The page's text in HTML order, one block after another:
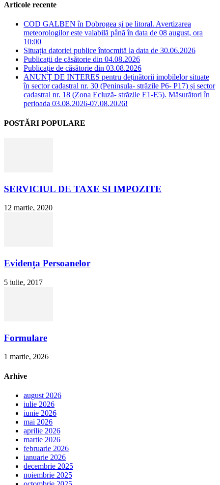
Articole recente
COD GALBEN în Dobrogea și pe litoral. Avertizarea
meteorologilor este valabilă până în data de 08 august, ora
10:00
Situația datoriei publice întocmită la data de 30.06.2026
Publicații de căsătorie din 04.08.2026
Publicație de căsătorie din 03.08.2026
ANUNȚ DE INTERES pentru deținătorii imobilelor situate
în sector cadastral nr. 30 (Peninsula- străzile P6- P17) și sector
cadastral nr. 18 (Zona Ecluză- străzile E1-E5). Măsurători în
perioada 03.08.2026-07.08.2026!
POSTĂRI POPULARE
SERVICIUL DE TAXE SI IMPOZITE
12 martie, 2020
Evidența Persoanelor
5 iulie, 2017
Formulare
1 martie, 2026
Arhive
august 2026
iulie 2026
iunie 2026
mai 2026
aprilie 2026
martie 2026
februarie 2026
ianuarie 2026
decembrie 2025
noiembrie 2025